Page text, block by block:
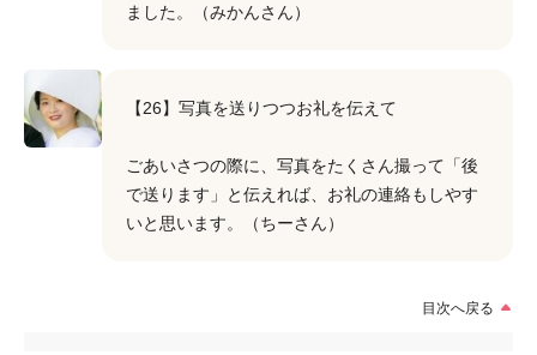
ました。（みかんさん）
【26】写真を送りつつお礼を伝えて
ごあいさつの際に、写真をたくさん撮って「後
で送ります」と伝えれば、お礼の連絡もしやす
いと思います。（ちーさん）
目次へ戻る